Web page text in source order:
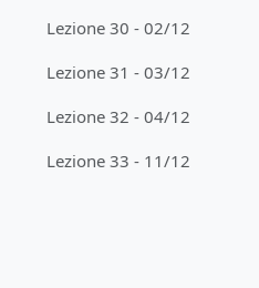
Lezione 30 - 02/12
Lezione 31 - 03/12
Lezione 32 - 04/12
Lezione 33 - 11/12